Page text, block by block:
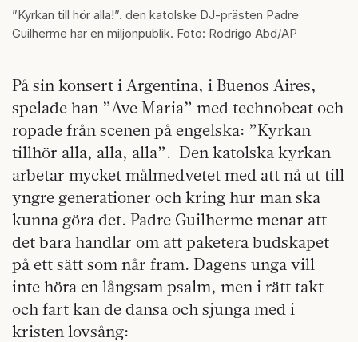
”Kyrkan till hör alla!”. den katolske DJ-prästen Padre
Guilherme har en miljonpublik. Foto: Rodrigo Abd/AP
På sin konsert i Argentina, i Buenos Aires,
spelade han ”Ave Maria” med technobeat och
ropade från scenen på engelska: ”Kyrkan
tillhör alla, alla, alla”. Den katolska kyrkan
arbetar mycket målmedvetet med att nå ut till
yngre generationer och kring hur man ska
kunna göra det. Padre Guilherme menar att
det bara handlar om att paketera budskapet
på ett sätt som når fram. Dagens unga vill
inte höra en långsam psalm, men i rätt takt
och fart kan de dansa och sjunga med i
kristen lovsång: